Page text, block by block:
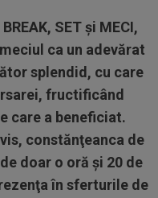
SET şi MECI,
ca un adevărat
splendid, cu care
fructificând
care a beneficiat.
constănţeanca de
doar o oră şi 20 de
în sferturile de